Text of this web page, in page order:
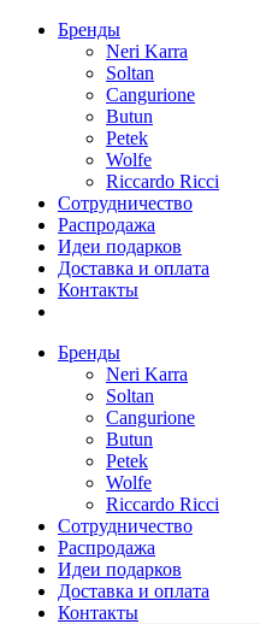
Бренды
Neri Karra
Soltan
Cangurione
Butun
Petek
Wolfe
Riccardo Ricci
Сотрудничество
Распродажа
Идеи подарков
Доставка и оплата
Контакты
Бренды
Neri Karra
Soltan
Cangurione
Butun
Petek
Wolfe
Riccardo Ricci
Сотрудничество
Распродажа
Идеи подарков
Доставка и оплата
Контакты